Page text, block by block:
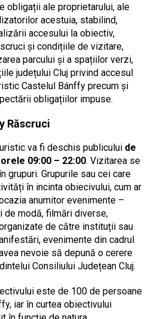
obligații ale proprietarului, ale
acestuia, stabilind,
accesului la obiectiv,
și condițiile de vizitare,
parcului și a spațiilor verzi,
județului Cluj privind accesul
Castelul Bánffy precum și
obligațiilor impuse.
Răscruci
va fi deschis publicului de
09:00 – 22:00. Vizitarea se
grupuri. Grupurile sau cei care
în incinta obiecivului, cum ar
anumitor evenimente –
de modă, filmări diverse,
de către instituții sau
evenimente din cadrul
nevoie să depună o cerere
Consiliului Județean Cluj.
este de 100 de persoane
iar în curtea obiectivului